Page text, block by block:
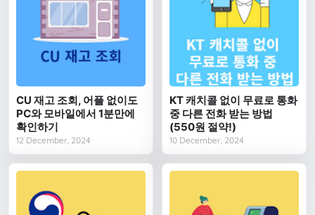
CU 재고 조회, 어플 없이도
PC와 모바일에서 1분만에
확인하기
12 December, 2024
KT 캐치콜 없이 무료로 통화
중 다른 전화 받는 방법
(550원 절약!)
10 December, 2024